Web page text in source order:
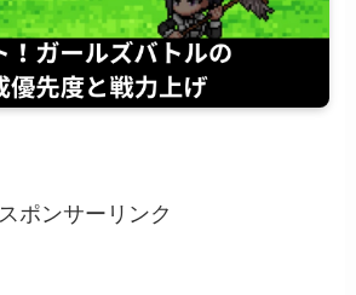
スポンサーリンク